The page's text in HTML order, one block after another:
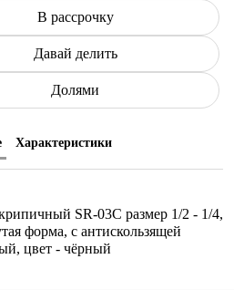
В рассрочку
Давай делить
Долями
Характеристики
SR-03C размер 1/2 - 1/4,
форма, с антискользящей
цвет - чёрный